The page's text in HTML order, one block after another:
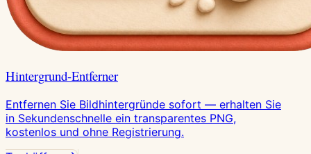
Hintergrund-Entferner
Entfernen Sie Bildhintergründe sofort — erhalten Sie
in Sekundenschnelle ein transparentes PNG,
kostenlos und ohne Registrierung.